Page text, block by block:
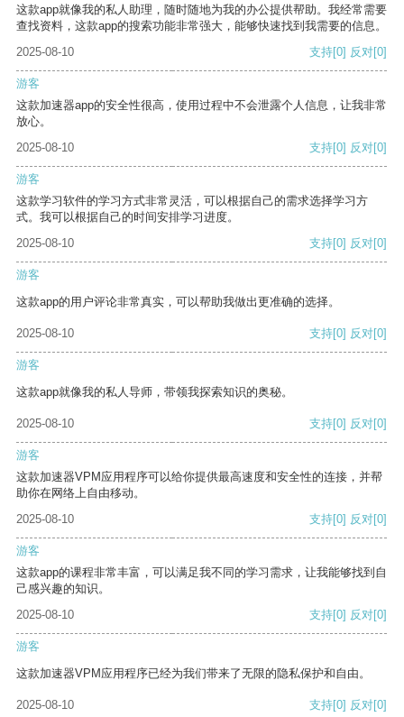
这款app就像我的私人助理，随时随地为我的办公提供帮助。我经常需要
查找资料，这款app的搜索功能非常强大，能够快速找到我需要的信息。
2025-08-10
支持[0] 反对[0]
游客
这款加速器app的安全性很高，使用过程中不会泄露个人信息，让我非常
放心。
2025-08-10
支持[0] 反对[0]
游客
这款学习软件的学习方式非常灵活，可以根据自己的需求选择学习方
式。我可以根据自己的时间安排学习进度。
2025-08-10
支持[0] 反对[0]
游客
这款app的用户评论非常真实，可以帮助我做出更准确的选择。
2025-08-10 支持[0] 反对[0]
游客
这款app就像我的私人导师，带领我探索知识的奥秘。
2025-08-10 支持[0] 反对[0]
游客
这款加速器VPM应用程序可以给你提供最高速度和安全性的连接，并帮
助你在网络上自由移动。
2025-08-10
支持[0] 反对[0]
游客
这款app的课程非常丰富，可以满足我不同的学习需求，让我能够找到自
己感兴趣的知识。
2025-08-10
支持[0] 反对[0]
游客
这款加速器VPM应用程序已经为我们带来了无限的隐私保护和自由。
2025-08-10 支持[0] 反对[0]